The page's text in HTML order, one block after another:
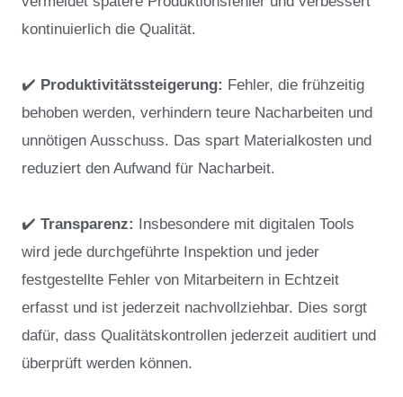
kontinuierlich die Qualität.
✔️ Produktivitätssteigerung: Fehler, die frühzeitig
behoben werden, verhindern teure Nacharbeiten und
unnötigen Ausschuss. Das spart Materialkosten und
reduziert den Aufwand für Nacharbeit.
✔️ Transparenz:
Insbesondere mit digitalen Tools
wird jede durchgeführte Inspektion und jeder
festgestellte Fehler von Mitarbeitern in Echtzeit
erfasst und ist jederzeit nachvollziehbar. Dies sorgt
dafür, dass Qualitätskontrollen jederzeit auditiert und
überprüft werden können.